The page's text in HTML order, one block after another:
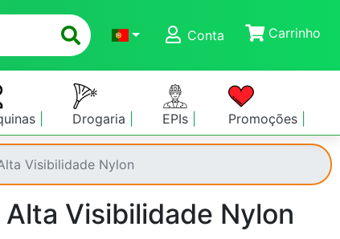
Conta
Carrinho
Drogaria EPIs Promoções
Visibilidade Nylon
Visibilidade Nylon